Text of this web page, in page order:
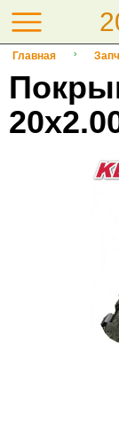
Главная